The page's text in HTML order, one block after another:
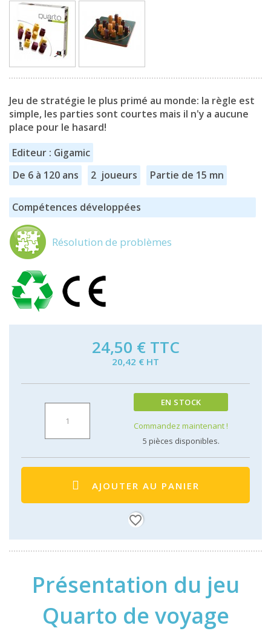
Jeu de stratégie le plus primé au monde: la règle est
simple, les parties sont courtes mais il n'y a aucune
place pour le hasard!
Editeur : Gigamic
De 6 à 120 ans
2 joueurs Partie de 15 mn
Compétences développées
Résolution de problèmes
24,50 € TTC
20,42 € HT
EN STOCK
Commandez maintenant !
5 pièces disponibles.
AJOUTER AU PANIER
favorite_border
Présentation du jeu
Quarto de voyage